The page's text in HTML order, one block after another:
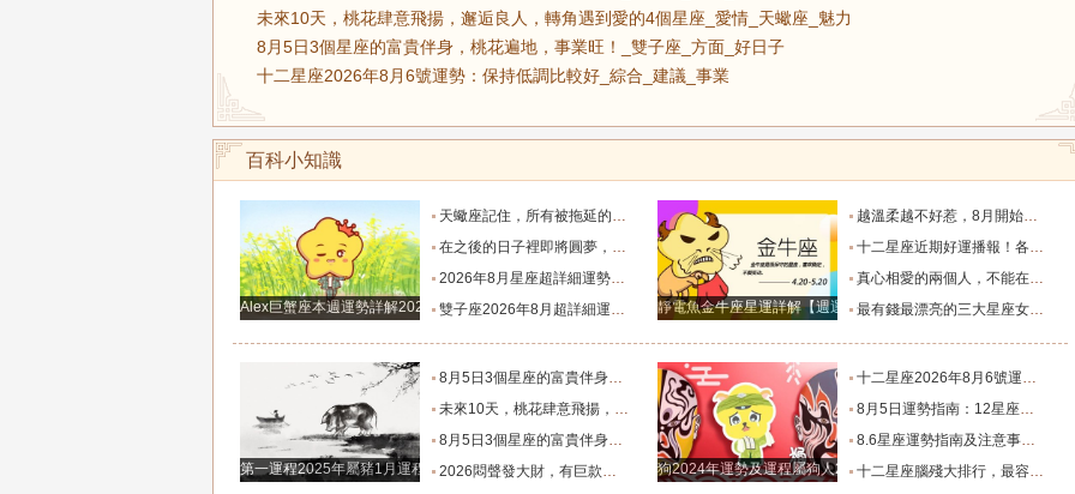
未來10天，桃花肆意飛揚，邂逅良人，轉角遇到愛的4個星座_愛情_天蠍座_魅力
8月5日3個星座的富貴伴身，桃花遍地，事業旺！_雙子座_方面_好日子
十二星座2026年8月6號運勢：保持低調比較好_綜合_建議_事業
百科小知識
Alex巨蟹座本週運勢詳解2024.12.23-12.29
天蠍座記住，所有被拖延的財富機遇，都會在下半年加速到賬_收入_工作_資金規劃
在之後的日子裡即將圓夢，財運順事業順，財富翻倍漲的星座_金牛座_成功_獅子座
2026年8月星座超詳細運勢！日食季帶來全新開始，工作事業愛情達到新階段_生活_獅子座_宇宙
雙子座2026年8月超詳細運勢解析！_感情_時間段_機會
靜電魚金牛座星運詳解【週運2024年12月9日-12月15日】
越溫柔越不好惹，8月開始鴻運當頭的四大星座女！_女生_金牛女_好運
十二星座近期好運播報！各星座專屬喜事來臨_生活_感情_貴人
真心相愛的兩個人，不能在一起，分手後相處的最好方式是什麽？_獅子座_星座_愛情
最有錢最漂亮的三大星座女，一個公主命，一個鳳凰命，一個富婆命_女生_帶著_獅子座
第一運程2025年屬豬1月運程解析
8月5日3個星座的富貴伴身，桃花遍地，事業旺！_雙子座_方面_好日子
未來10天，桃花肆意飛揚，邂逅良人，轉角遇到愛的4個星座_愛情_天蠍座_魅力
8月5日3個星座的富貴伴身，桃花遍地，事業旺！_雙子座_方面_好日子
2026悶聲發大財，有巨款到賬的三大生肖_屬豬_財運_資產
狗2024年運勢及運程屬狗人2024運勢好嗎
十二星座2026年8月6號運勢：保持低調比較好_綜合_建議_事業
8月5日運勢指南：12星座今天該咋個整？_朋友_水瓶_處女
8.6星座運勢指南及注意事項（上）_有利的_未來的_方向
十二星座腦殘大排行，最容易爽約的星座排名_天蠍座_獅子座_因為